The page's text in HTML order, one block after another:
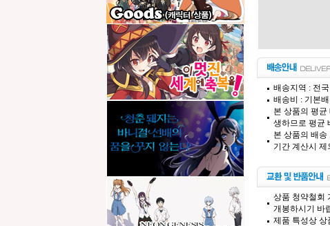
배송지역 : 전국
배송비 : 기본
본 상품의 평
생하므로 평균
본 상품의 배
기간 계산시
상품 청약철회
개봉하시기 바
제품 특성상 상